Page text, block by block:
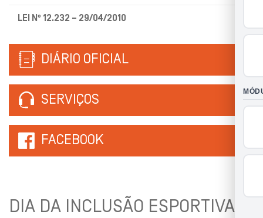
LEI Nº 12.232 – 29/04/2010
DIÁRIO OFICIAL
SERVIÇOS
FACEBOOK
DIA DA INCLUSÃO ESPORTIVA